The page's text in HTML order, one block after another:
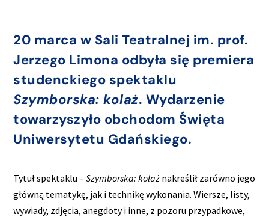
20 marca w Sali Teatralnej im. prof.
Jerzego Limona odbyła się premiera
studenckiego spektaklu
Szymborska: kolaż. Wydarzenie
towarzyszyło obchodom Święta
Uniwersytetu Gdańskiego.
Tytuł spektaklu –Szymborska: kolaż nakreślił zarówno jego
główną tematykę, jak i technikę wykonania. Wiersze, listy,
wywiady, zdjęcia, anegdoty i inne, z pozoru przypadkowe,